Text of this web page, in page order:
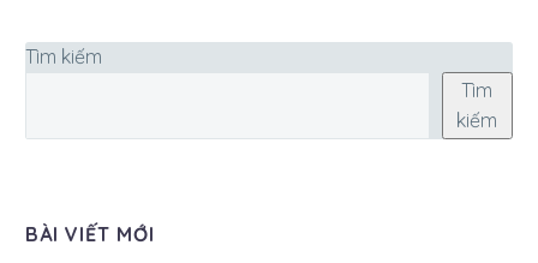
Tìm kiếm
Tìm
kiếm
BÀI VIẾT MỚI